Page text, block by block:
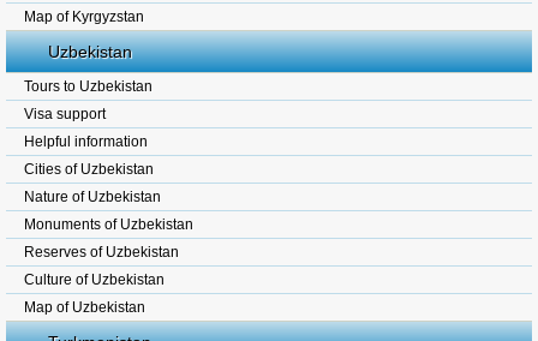
Map of Kyrgyzstan
Uzbekistan
Tours to Uzbekistan
Visa support
Helpful information
Cities of Uzbekistan
Nature of Uzbekistan
Monuments of Uzbekistan
Reserves of Uzbekistan
Culture of Uzbekistan
Map of Uzbekistan